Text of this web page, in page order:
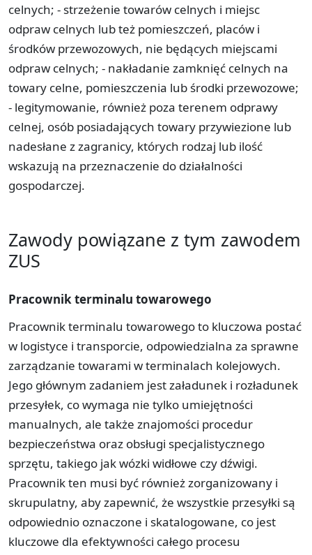
celnych; - strzeżenie towarów celnych i miejsc
odpraw celnych lub też pomieszczeń, placów i
środków przewozowych, nie będących miejscami
odpraw celnych; - nakładanie zamknięć celnych na
towary celne, pomieszczenia lub środki przewozowe;
- legitymowanie, również poza terenem odprawy
celnej, osób posiadających towary przywiezione lub
nadesłane z zagranicy, których rodzaj lub ilość
wskazują na przeznaczenie do działalności
gospodarczej.
Zawody powiązane z tym zawodem
ZUS
Pracownik terminalu towarowego
Pracownik terminalu towarowego to kluczowa postać
w logistyce i transporcie, odpowiedzialna za sprawne
zarządzanie towarami w terminalach kolejowych.
Jego głównym zadaniem jest załadunek i rozładunek
przesyłek, co wymaga nie tylko umiejętności
manualnych, ale także znajomości procedur
bezpieczeństwa oraz obsługi specjalistycznego
sprzętu, takiego jak wózki widłowe czy dźwigi.
Pracownik ten musi być również zorganizowany i
skrupulatny, aby zapewnić, że wszystkie przesyłki są
odpowiednio oznaczone i skatalogowane, co jest
kluczowe dla efektywności całego procesu